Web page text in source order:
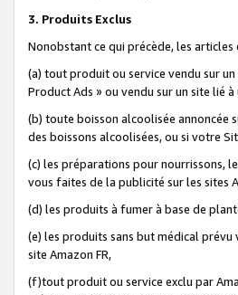
3. Produits Exclus
Nonobstant ce qui précède, les
(a) tout produit ou service vendu sur
Product Ads » ou vendu sur un site lié
(b) toute boisson alcoolisée annoncée
des boissons alcoolisées, ou si votre
(c) les préparations pour nourrissons,
vous faites de la publicité sur les sites
(d) les produits à fumer à base de
(e) les produits sans but médical
site Amazon FR,
(f)tout produit ou service exclu par